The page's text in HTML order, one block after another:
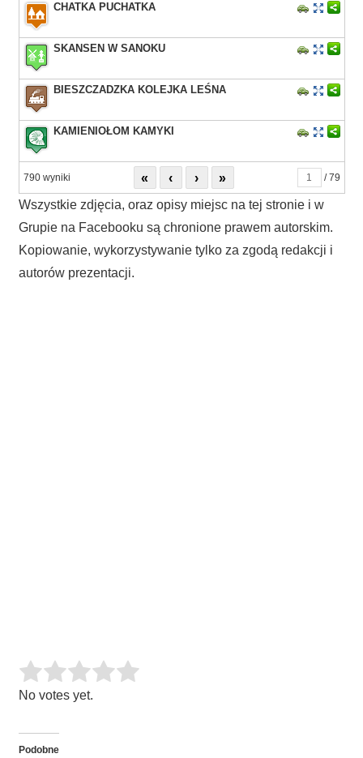
CHATKA PUCHATKA
SKANSEN W SANOKU
BIESZCZADZKA KOLEJKA LEŚNA
KAMIENIOŁOM KAMYKI
790 wyniki « ‹ › » / 79
Wszystkie zdjęcia, oraz opisy miejsc na tej stronie i w
Grupie na Facebooku są chronione prawem autorskim.
Kopiowanie, wykorzystywanie tylko za zgodą redakcji i
autorów prezentacji.
Rate this item:
No votes yet.
Podobne